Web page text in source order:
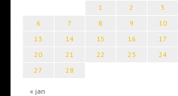
« jan
1 2 3
6
7 8 9 10
13
14 15 16 17
20
21 22 23 24
27
28